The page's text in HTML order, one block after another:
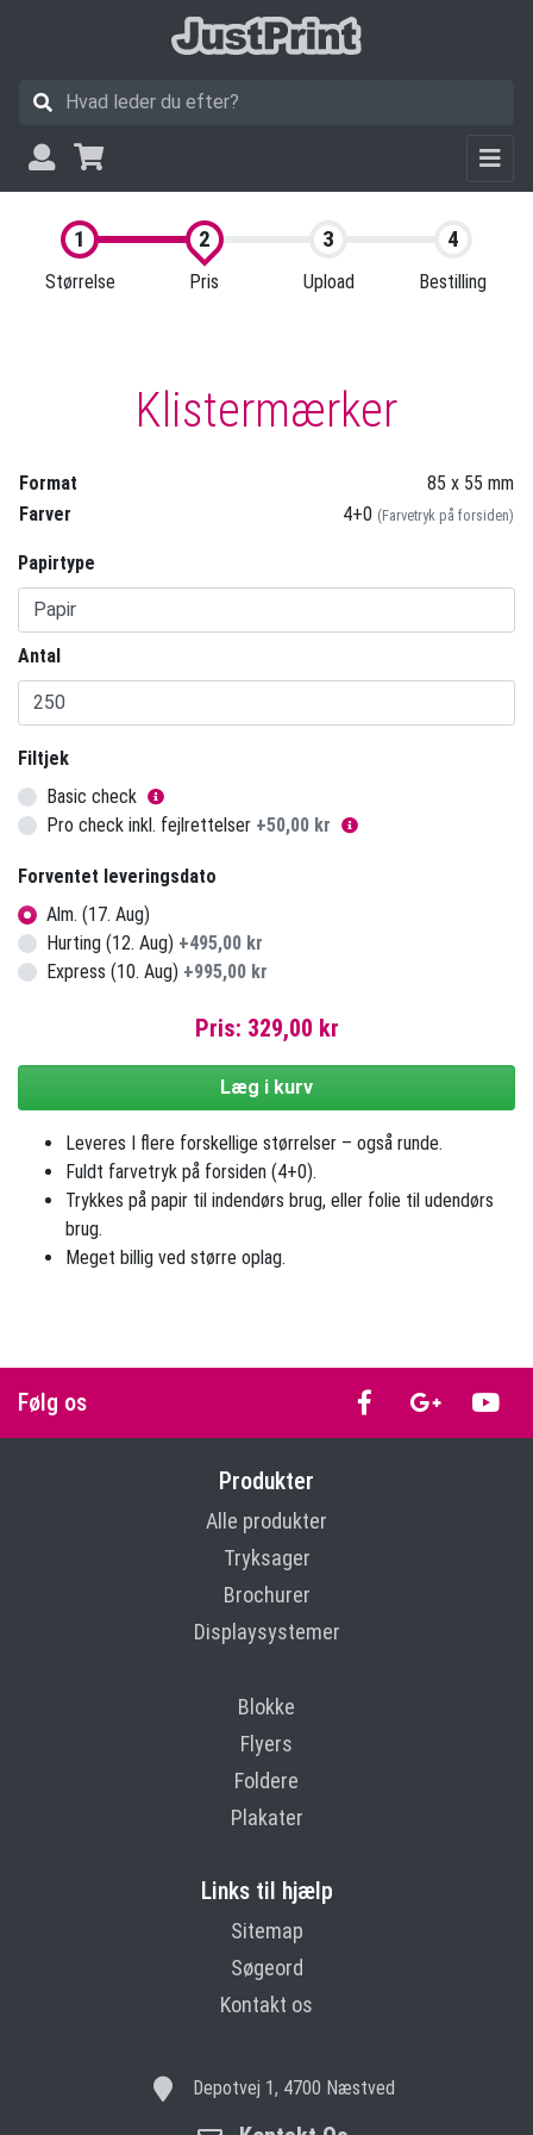
Størrelse Pris Upload Bestilling
Klistermærker
Format
85 x 55 mm
Farver
4+0 (Farvetryk på forsiden)
Papirtype
Antal
Filtjek
Basic check
Pro check inkl. fejlrettelser +50,00 kr
Forventet leveringsdato
Alm. (17. Aug)
Hurting (12. Aug) +495,00 kr
Express (10. Aug) +995,00 kr
Pris: 329,00 kr
Læg i kurv
Leveres I flere forskellige størrelser – også runde.
Fuldt farvetryk på forsiden (4+0).
Trykkes på papir til indendørs brug, eller folie til udendørs
brug.
Meget billig ved større oplag.
Følg os
Produkter
Alle produkter
Tryksager
Brochurer
Displaysystemer
Blokke
Flyers
Foldere
Plakater
Links til hjælp
Sitemap
Søgeord
Kontakt os
Depotvej 1, 4700 Næstved